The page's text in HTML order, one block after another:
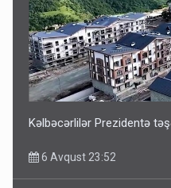
Kəlbəcərlilər Prezidentə
6 Avqust 23:52